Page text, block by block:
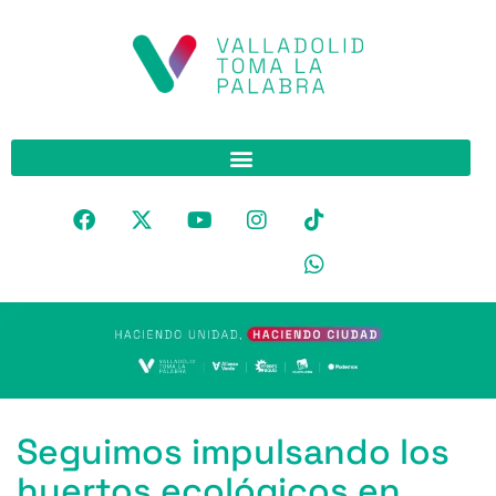
Seguimos impulsando los